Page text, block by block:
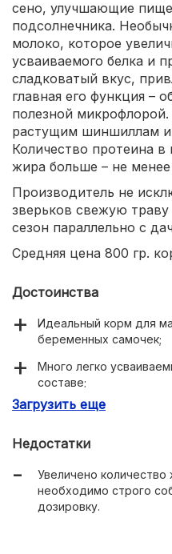
сено, улучшающие
подсолнечника.
молоко, которое
усваиваемого белка и
сладковатый вкус,
главная его функция –
полезной
растущим шиншиллам
Количество протеина в
жира больше – не
Производитель не
зверьков свежую
сезон параллельно с
Средняя цена 800 гр.
Достоинства
Идеальный корм для
беременных самочек;
Много легко
составе;
Низкая цена.
Загрузить еще
Недостатки
Увеличено
необходимо строго
дозировку.